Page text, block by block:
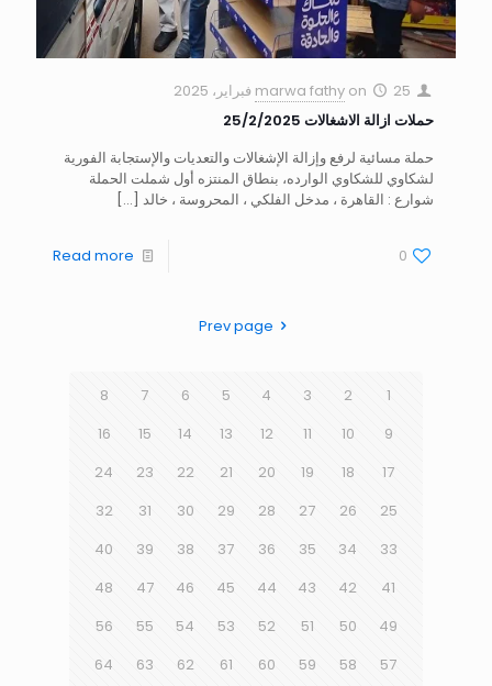
marwa fathy on
25 فبراير، 2025
حملات ازالة الاشغالات 25/2/2025
حملة مسائية لرفع وإزالة الإشغالات والتعديات والإستجابة الفورية
لشكاوي للشكاوي الوارده، بنطاق المنتزه أول شملت الحملة
شوارع : القاهرة ، مدخل الفلكي ، المحروسة ، خالد […]
0
Read more
Prev page
1
2
3
4
5
6
7
8
9
10
11
12
13
14
15
16
17
18
19
20
21
22
23
24
25
26
27
28
29
30
31
32
33
34
35
36
37
38
39
40
41
42
43
44
45
46
47
48
49
50
51
52
53
54
55
56
57
58
59
60
61
62
63
64